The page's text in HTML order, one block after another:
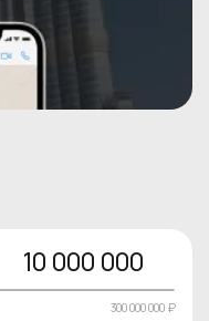
10 000 000
300 000 000 ₽